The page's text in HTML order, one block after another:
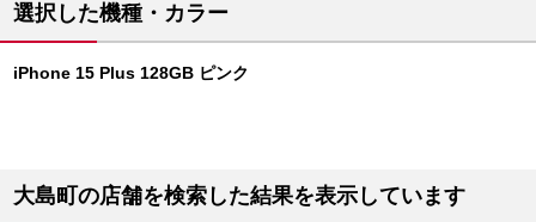
選択した機種・カラー
iPhone 15 Plus 128GB ピンク
大島町の店舗を検索した結果を表示しています